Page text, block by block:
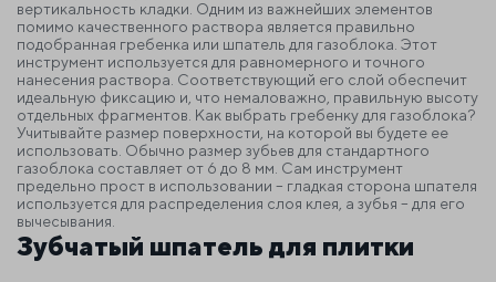
вертикальность кладки. Одним из важнейших элементов
помимо качественного раствора является правильно
подобранная гребенка или шпатель для газоблока. Этот
инструмент используется для равномерного и точного
нанесения раствора. Соответствующий его слой обеспечит
идеальную фиксацию и, что немаловажно, правильную высоту
отдельных фрагментов. Как выбрать гребенку для газоблока?
Учитывайте размер поверхности, на которой вы будете ее
использовать. Обычно размер зубьев для стандартного
газоблока составляет от 6 до 8 мм. Сам инструмент
предельно прост в использовании – гладкая сторона шпателя
используется для распределения слоя клея, а зубья – для его
вычесывания.
Зубчатый шпатель для плитки